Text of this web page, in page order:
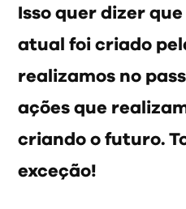
Isso quer dizer
atual foi criado
realizamos no
ações que
criando o futuro.
exceção!